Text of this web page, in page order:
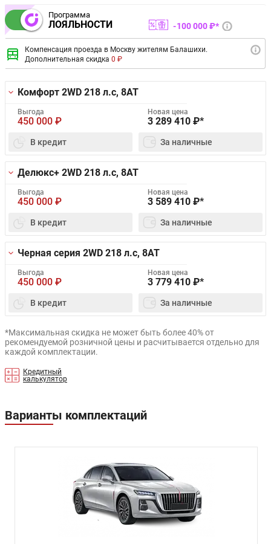
Программа
ЛОЯЛЬНОСТИ 100 000 ₽*
Компенсация проезда в Москву жителям Балашихи.
Дополнительная скидка 0 ₽
Комфорт 2WD 218 л.с, 8AT
Выгода
450 000 ₽
Новая цена
3 289 410 ₽*
В кредит За наличные
Делюкс+ 2WD 218 л.с, 8AT
Выгода
450 000 ₽
Новая цена
3 589 410 ₽*
В кредит За наличные
Черная серия 2WD 218 л.с, 8AT
Выгода
450 000 ₽
Новая цена
3 779 410 ₽*
В кредит За наличные
*Максимальная скидка не может быть более 40% от
рекомендуемой розничной цены и расчитывается отдельно для
каждой комплектации.
Кредитный
калькулятор
Варианты комплектаций